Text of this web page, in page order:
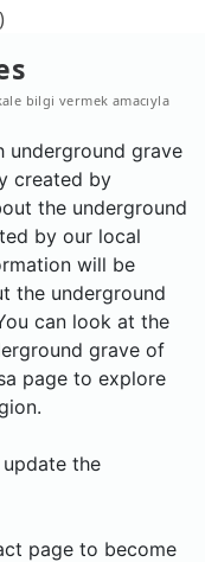
bilgi vermek amacıyla
underground grave
created by
the underground
by our local
will be
the underground
can look at the
grave of
page to explore
the
page to become